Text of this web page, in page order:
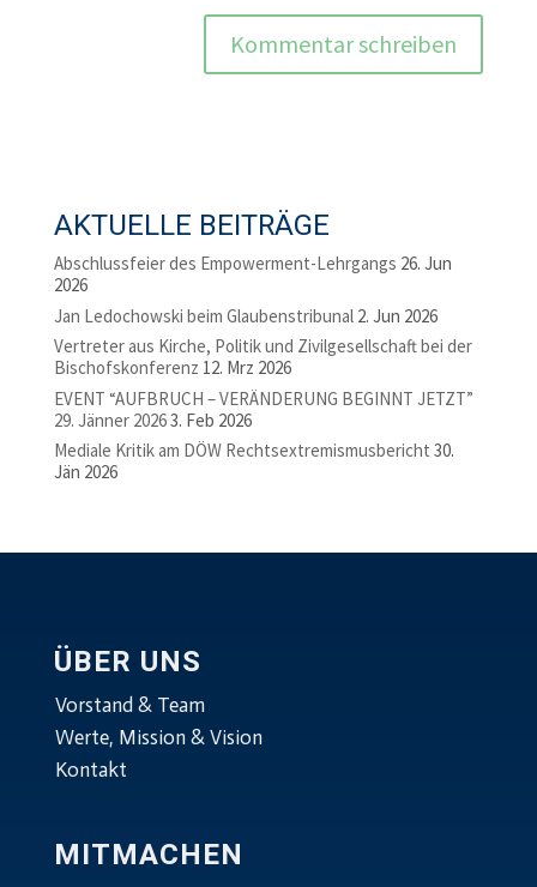
AKTUELLE BEITRÄGE
Abschlussfeier des Empowerment-Lehrgangs 26. Jun
2026
Jan Ledochowski beim Glaubenstribunal 2. Jun 2026
Vertreter aus Kirche, Politik und Zivilgesellschaft bei der
Bischofskonferenz 12. Mrz 2026
EVENT “AUFBRUCH – VERÄNDERUNG BEGINNT JETZT”
29. Jänner 20263. Feb 2026
Mediale Kritik am DÖW Rechtsextremismusbericht 30.
Jän 2026
ÜBER UNS
Vorstand & Team
Werte, Mission & Vision
Kontakt
MITMACHEN